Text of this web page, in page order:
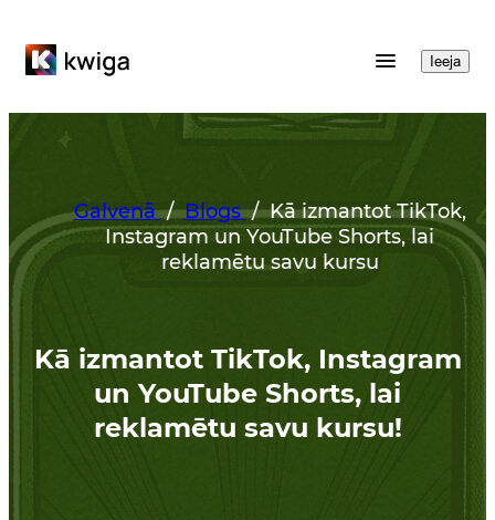
Ieeja
Galvenā / Blogs / Kā izmantot TikTok,
Instagram un YouTube Shorts, lai
reklamētu savu kursu
Kā izmantot TikTok, Instagram
un YouTube Shorts, lai
reklamētu savu kursu!